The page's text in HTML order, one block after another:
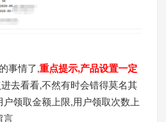
事情了,重点提示,产品设置一定
去看看,不然有时会错得莫名其
领取金额上限,用户领取次数上
言